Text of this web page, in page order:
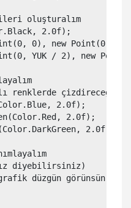
oluşturalım
2.0f);
0), new Point(0,
YUK / 2), new
çizdireceğiz
2.0f);
2.0f);
2.0f);
diyebilirsiniz)
düzgün görünsün